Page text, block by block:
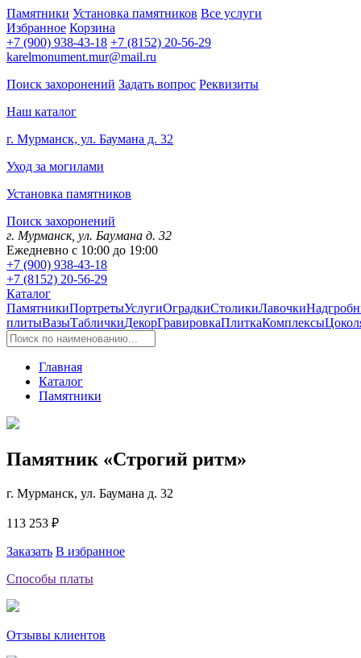
Памятники Установка памятников Все услуги
Избранное Корзина
+7 (900) 938-43-18 +7 (8152) 20-56-29
karelmonument.mur@mail.ru
Поиск захоронений Задать вопрос Реквизиты
Наш каталог
г. Мурманск, ул. Баумана д. 32
Уход за могилами
Установка памятников
Поиск захоронений
г. Мурманск, ул. Баумана д. 32
Ежедневно с 10:00 до 19:00
+7 (900) 938-43-18
+7 (8152) 20-56-29
Каталог
ПамятникиПортретыУслугиОградкиСтоликиЛавочки
плитыВазыТабличкиДекорГравировкаПлиткаКомплексы
Главная
Каталог
Памятники
Памятник «Строгий ритм»
г. Мурманск, ул. Баумана д. 32
113 253 ₽
Заказать В избранное
Способы платы
Отзывы клиентов